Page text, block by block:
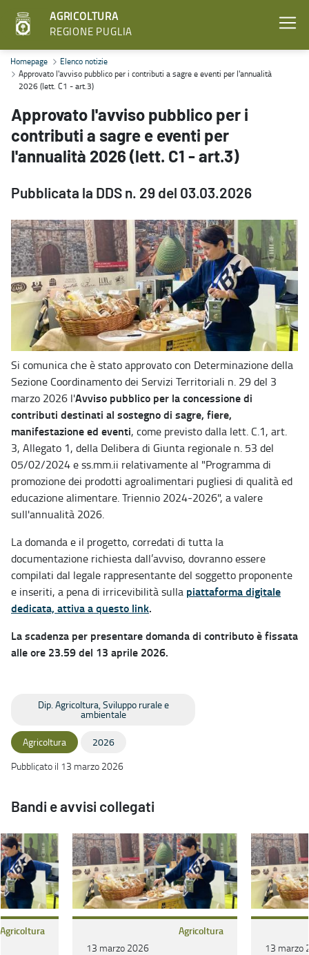
AGRICOLTURA
REGIONE PUGLIA
Approvato l'avviso pubblico per i contributi a sagre e eventi per
Homepage
Elenco notizie
Approvato l'avviso pubblico per i contributi a sagre e eventi per l'annualità
2026 (lett. C1 - art.3)
Approvato l'avviso pubblico per i
contributi a sagre e eventi per
l'annualità 2026 (lett. C1 - art.3)
Pubblicata la DDS n. 29 del 03.03.2026
Si comunica che è stato approvato con Determinazione della
Sezione Coordinamento dei Servizi Territoriali n. 29 del 3
marzo 2026 l'Avviso pubblico per la concessione di
contributi destinati al sostegno di sagre, fiere,
manifestazione ed eventi, come previsto dalla lett. C.1, art.
3, Allegato 1, della Delibera di Giunta regionale n. 53 del
05/02/2024 e ss.mm.ii relativamente al "Programma di
promozione dei prodotti agroalimentari pugliesi di qualità ed
educazione alimentare. Triennio 2024-2026", a valere
sull'annualità 2026.
La domanda e il progetto, corredati di tutta la
documentazione richiesta dall’avviso, dovranno essere
compilati dal legale rappresentante del soggetto proponente
e inseriti, a pena di irricevibilità sulla piattaforma digitale
dedicata, attiva a questo link.
La scadenza per presentare domanda di contributo è fissata
alle ore 23.59 del 13 aprile 2026.
Dip. Agricoltura, Sviluppo rurale e
ambientale
Agricoltura
2026
Pubblicato il 13 marzo 2026
Bandi e avvisi collegati
Agricoltura
Agricoltura
13 marzo 2026
13 marzo